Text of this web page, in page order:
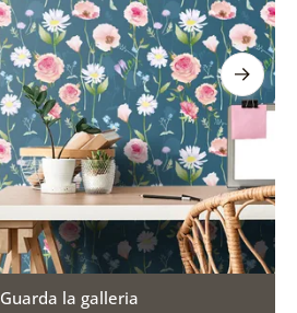
Guarda la galleria